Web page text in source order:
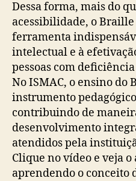
Dessa forma, mais do
acessibilidade, o
ferramenta
intelectual e à
pessoas com
No ISMAC, o ensino do
instrumento
contribuindo de
desenvolvimento
atendidos pela
Clique no vídeo e veja
aprendendo o conceito